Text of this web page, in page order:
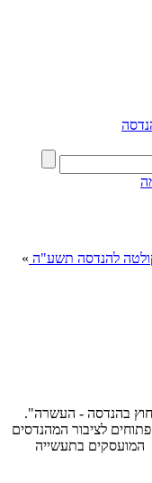
להנדסה תשע"ה »
חוץ בהנדסה - העשרה".
לציבור המהנדסים
המועסקים בתעשייה